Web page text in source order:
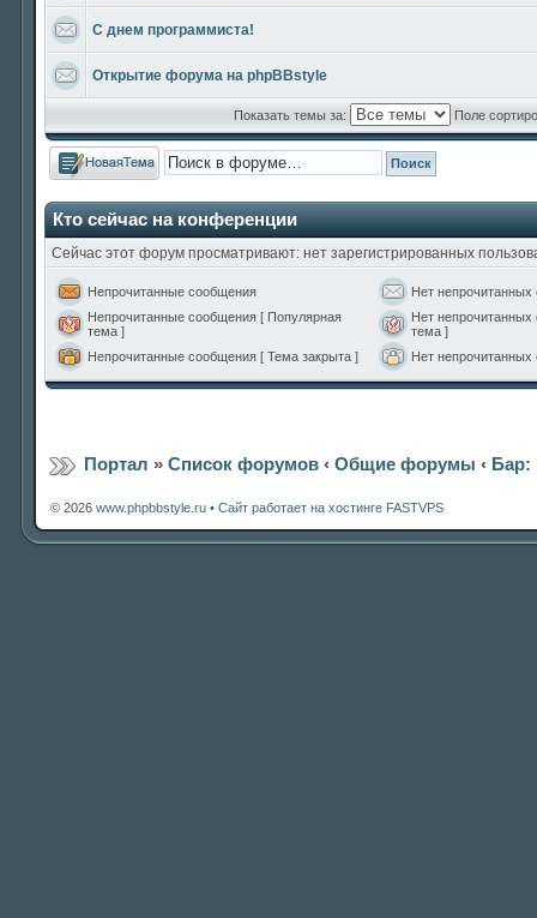
С днем программиста!
Открытие форума на phpBBstyle
Показать темы за: Поле
Новая тема
Кто сейчас на конференции
Сейчас этот форум просматривают: нет зарегистрированных
Непрочитанные сообщения
Нет
Непрочитанные сообщения [ Популярная
тема ]
Нет
тема ]
Непрочитанные сообщения [ Тема закрыта ]
Нет
Портал »Список форумов ‹Общие форумы ‹ Бар:
© 2026 www.phpbbstyle.ru • Сайт работает на хостинге FASTVPS